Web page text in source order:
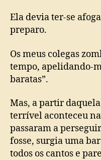
Ela devia ter-se
preparo.
Os meus colegas
tempo, apelidando-
baratas”.
Mas, a partir
terrível aconteceu
passaram a
fosse, surgia uma
todos os cantos e